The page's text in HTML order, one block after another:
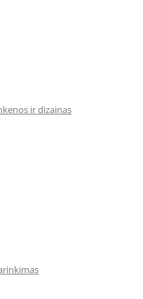
ir dizainas